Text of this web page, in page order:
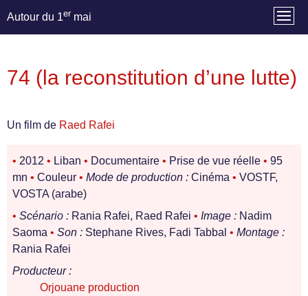
Autour du 1er mai
74 (la reconstitution d’une lutte)
Un film de Raed Rafei
• 2012 • Liban • Documentaire • Prise de vue réelle • 95
mn • Couleur • Mode de production : Cinéma • VOSTF,
VOSTA (arabe)
• Scénario : Rania Rafei, Raed Rafei • Image : Nadim
Saoma • Son : Stephane Rives, Fadi Tabbal • Montage :
Rania Rafei
Producteur :
Orjouane production